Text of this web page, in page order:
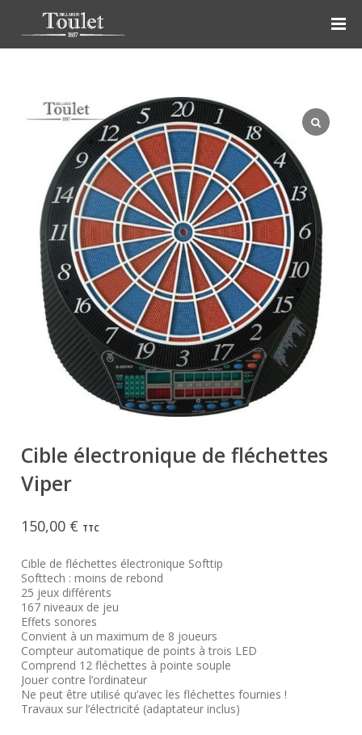
Cible électronique de fléchettes
Viper
150,00 € TTC
Cible de fléchettes électronique Softtip
Softtech : moins de rebond
25 jeux différents
167 niveaux de jeu
Effets sonores
Convient à un maximum de 8 joueurs
Compteur automatique de points à trois LED
Comprend 12 fléchettes à pointe souple
Jouer contre l’ordinateur
Ne peut être utilisé qu’avec les fléchettes fournies !
Travaux sur l’électricité (adaptateur inclus)